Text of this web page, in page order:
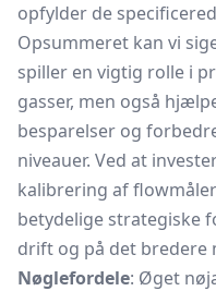
opfylder de
Opsummeret kan vi
spiller en vigtig rolle i
gasser, men også
besparelser og
niveauer. Ved at
kalibrering af
betydelige strategiske
drift og på det bredere
Nøglefordele: Øget